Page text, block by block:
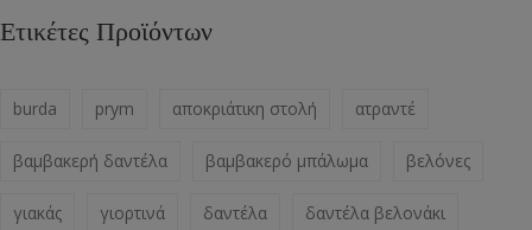
Ετικέτες Προϊόντων
burda prym αποκριάτικη στολή ατραντέ
βαμβακερή δαντέλα βαμβακερό μπάλωμα βελόνες
γιακάς γιορτινά δαντέλα δαντέλα βελονάκι